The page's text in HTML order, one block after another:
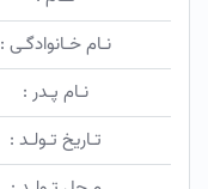
نـام خـانوادگـی :
نـام پـدر :
تـاریخ تـولـد :